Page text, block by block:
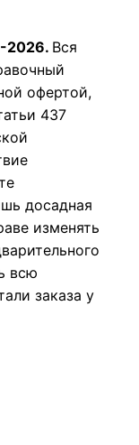
2026. Вся
офертой,
437
досадная
изменять
всю
заказа у